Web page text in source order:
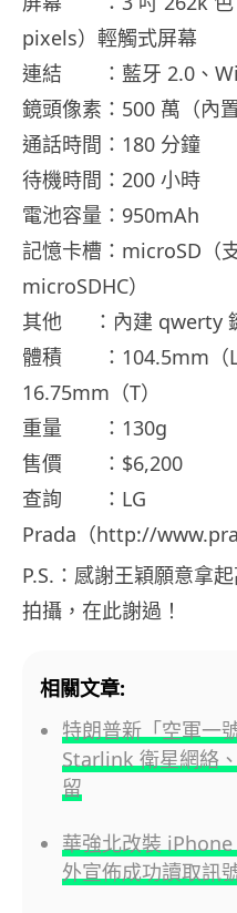
pixels）輕觸式屏幕
連結 ：藍牙 2.0、
鏡頭像素：500 萬（內
通話時間：180 分鐘
待機時間：200 小時
電池容量：950mAh
記憶卡槽：microSD（
microSDHC）
其他 ：內建 qwerty
體積 ：104.5mm（L
16.75mm（T）
重量 ：130g
售價 ：$6,200
查詢 ：LG
Prada（http://
P.S.：感謝王穎願意拿
拍攝，在此謝過！
相關文章:
特朗普新「空軍一
Starlink 衛星網絡
留
華強北改裝
外宣佈成功讀取訊